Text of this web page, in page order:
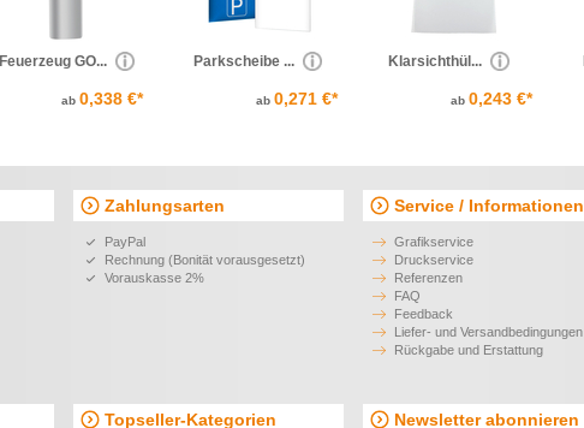
Feuerzeug GO...
ab 0,338 €*
Parkscheibe ...
ab 0,271 €*
Klarsichthül...
ab 0,243 €*
Zahlungsarten
PayPal
Rechnung (Bonität vorausgesetzt)
Vorauskasse 2%
Service / Informationen
Grafikservice
Druckservice
Referenzen
FAQ
Feedback
Liefer- und Versandbedingungen
Rückgabe und Erstattung
Topseller-Kategorien Newsletter abonnieren